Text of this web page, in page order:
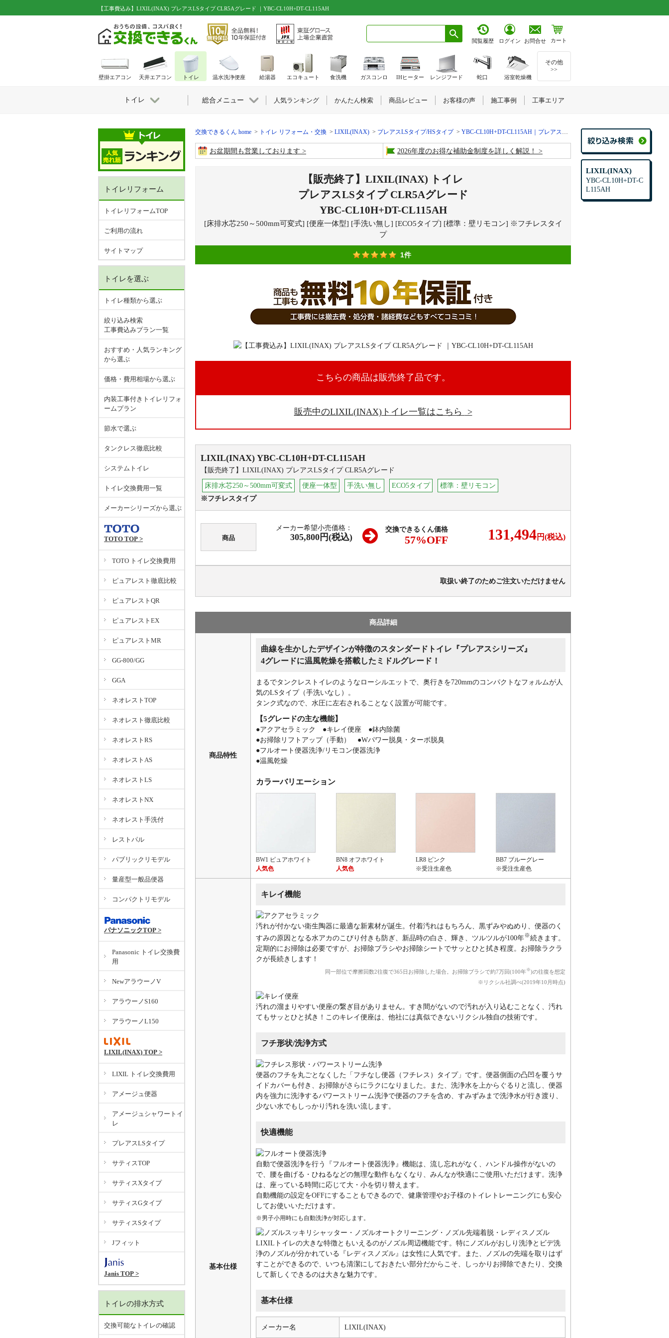
LIXIL(INAX)
YBC-CL10H+DT-C
L115AH
【工事費込み】LIXIL(INAX) プレアスLSタイプ CLR5Aグレード ｜YBC-CL10H+DT-CL115AH
閲覧履歴 ログイン お問合せ カート
交換できるくん home トイレ リフォーム・交換 LIXIL(INAX) プレアスLSタイプ/HSタイプ YBC-CL10H+DT-CL115AH｜プレアスLSタイプ CLR5Aグレード
お盆期間も営業しております 2026年度のお得な補助金制度を詳しく解説！
【販売終了】LIXIL(INAX) トイレ
プレアスLSタイプ CLR5Aグレード
YBC-CL10H+DT-CL115AH
[床排水芯250～500mm可変式] [便座一体型] [手洗い無し] [ECO5タイプ] [標準：壁リモコン] ※フチレスタイ
プ
1件
こちらの商品は販売終了品です。
販売中のLIXIL(INAX)トイレ一覧はこちら
LIXIL(INAX) YBC-CL10H+DT-CL115AH
【販売終了】LIXIL(INAX) プレアスLSタイプ CLR5Aグレード
床排水芯250～500mm可変式 便座一体型 手洗い無し ECO5タイプ
標準：壁リモコン
※フチレスタイプ
商品
メーカー希望小売価格：
305,800円(税込)
交換できるくん価格
57%OFF 131,494円(税込)
取扱い終了のためご注文いただけません
商品詳細
商品特性
曲線を生かしたデザインが特徴のスタンダードトイレ『プレアスシリーズ』
4グレードに温風乾燥を搭載したミドルグレード！
まるでタンクレストイレのようなローシルエットで、奥行きを720mmのコンパクトなフォルムが人
気のLSタイプ（手洗いなし）。
タンク式なので、水圧に左右されることなく設置が可能です。
【5グレードの主な機能】
●アクアセラミック ●キレイ便座 ●鉢内除菌
●お掃除リフトアップ（手動） ●Wパワー脱臭・ターボ脱臭
●フルオート便器洗浄/リモコン便器洗浄
●温風乾燥
カラーバリエーション
BW1 ピュアホワイト
人気色
BN8 オフホワイト
人気色
LR8 ピンク
※受注生産色
BB7 ブルーグレー
※受注生産色
基本仕様
キレイ機能
汚れが付かない衛生陶器に最適な新素材が誕生。付着汚れはもちろん、黒ずみやぬめり、便器のく
すみの原因となる水アカのこびり付きも防ぎ、新品時の白さ、輝き、ツルツルが100年※続きます。
定期的にお掃除は必要ですが、お掃除ブラシやお掃除シートでサッとひと拭き程度。お掃除ラクラ
クが長続きします！
同一部位で摩擦回数2往復で365日お掃除した場合。お掃除ブラシで約7万回(100年※)の往復を想定
※リクシル社調べ(2019年10月時点)
汚れの溜まりやすい便座の繋ぎ目がありません。すき間がないので汚れが入り込むことなく、汚れ
てもサッとひと拭き！このキレイ便座は、他社には真似できないリクシル独自の技術です。
フチ形状/洗浄方式
便器のフチを丸ごとなくした「フチなし便器（フチレス）タイプ」です。便器側面の凸凹を覆うサ
イドカバーも付き、お掃除がさらにラクになりました。また、洗浄水を上からぐるりと流し、便器
内を強力に洗浄するパワーストリーム洗浄で便器のフチを含め、すみずみまで洗浄水が行き渡り、
少ない水でもしっかり汚れを洗い流します。
快適機能
自動で便器洗浄を行う『フルオート便器洗浄』機能は、流し忘れがなく、ハンドル操作がないの
で、腰を曲げる・ひねるなどの無理な動作もなくなり、みんなが快適にご使用いただけます。洗浄
は、座っている時間に応じて大・小を切り替えます。
自動機能の設定をOFFにすることもできるので、健康管理やお子様のトイレトレーニングにも安心
してお使いいただけます。
※男子小用時にも自動洗浄が対応します。
LIXILトイレの大きな特徴ともいえるのがノズル周辺機能です。特にノズルがおしり洗浄とビデ洗
浄のノズルが分かれている『レディスノズル』は女性に人気です。また、ノズルの先端を取りはず
すことができるので、いつも清潔にしておきたい部分だからこそ、しっかりお掃除できたり、交換
して新しくできるのは大きな魅力です。
基本仕様
メーカー名 LIXIL(INAX)
トイレリフォーム
トイレリフォームTOP
ご利用の流れ
サイトマップ
トイレを選ぶ
トイレ種類から選ぶ
絞り込み検索
工事費込みプラン一覧
おすすめ・人気ランキング
から選ぶ
価格・費用相場から選ぶ
内装工事付きトイレリフォ
ームプラン
節水で選ぶ
タンクレス徹底比較
システムトイレ
トイレ交換費用一覧
メーカーシリーズから選ぶ
TOTO TOP >
TOTO トイレ交換費用
ピュアレスト徹底比較
ピュアレストQR
ピュアレストEX
ピュアレストMR
GG-800/GG
GGA
ネオレストTOP
ネオレスト徹底比較
ネオレストRS
ネオレストAS
ネオレストLS
ネオレストNX
ネオレスト手洗付
レストパル
パブリックリモデル
量産型一般品便器
コンパクトリモデル
パナソニックTOP >
Panasonic トイレ交換費
用
NewアラウーノV
アラウーノS160
アラウーノL150
LIXIL(INAX) TOP >
LIXIL トイレ交換費用
アメージュ便器
アメージュシャワートイ
レ
プレアスLSタイプ
サティスTOP
サティスXタイプ
サティスGタイプ
サティスSタイプ
Jフィット
Janis TOP >
トイレの排水方式
交換可能なトイレの確認
壁掛エアコン 天井エアコン トイレ 温水洗浄便座 給湯器 エコキュート 食洗機 ガスコンロ IHヒーター レンジフード 蛇口 浴室乾燥機
その他
>>
トイレ 総合メニュー 人気ランキング かんたん検索 商品レビュー お客様の声 施工事例 工事エリア